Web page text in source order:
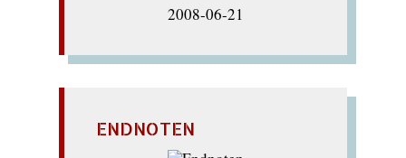
2008-06-21
ENDNOTEN